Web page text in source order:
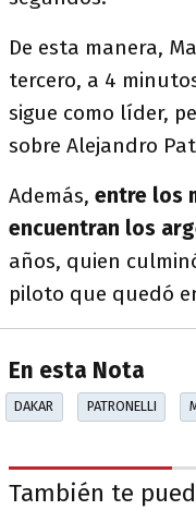
De esta manera,
tercero, a 4
sigue como líder,
sobre Alejandro
Además, entre los
encuentran los
años, quien
piloto que quedó
En esta Nota
DAKAR PATRONELLI
También te